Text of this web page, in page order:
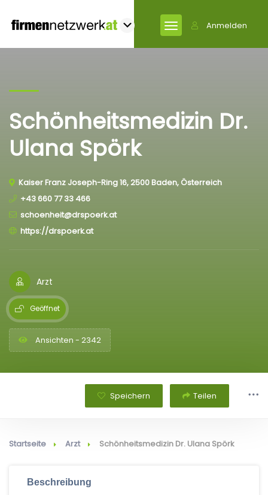
Anmelden
Schönheitsmedizin Dr.
Ulana Spörk
Kaiser Franz Joseph-Ring 16, 2500 Baden, Österreich
+43 660 77 33 466
schoenheit@drspoerk.at
https://drspoerk.at
Arzt
Geöffnet
Ansichten - 2342
Speichern Teilen
Startseite Arzt Schönheitsmedizin Dr. Ulana Spörk
Beschreibung